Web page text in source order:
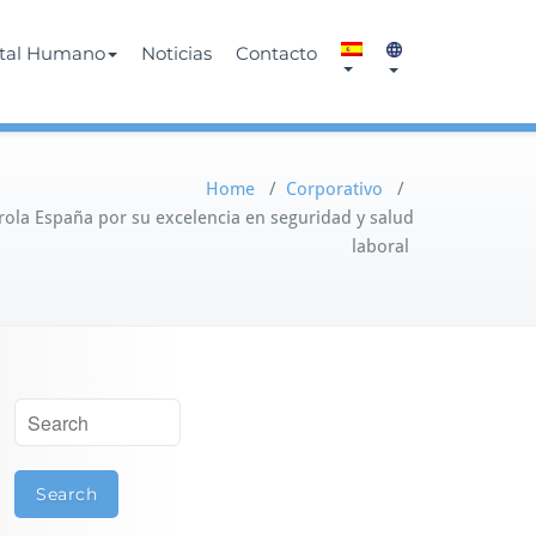
Humano Noticias Contacto
Home / Corporativo /
España por su excelencia en seguridad y salud
laboral